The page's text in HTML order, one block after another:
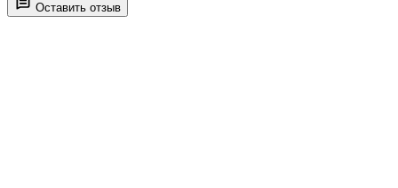
Оставить отзыв